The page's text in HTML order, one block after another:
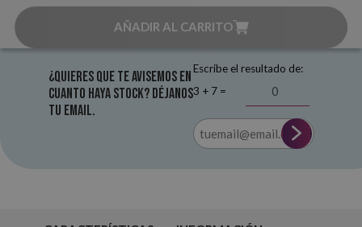
AÑADIR AL CARRITO
¿Quieres que te avisemos en
cuanto haya stock? Déjanos
tu email.
Escribe el resultado de:
3 + 7 =